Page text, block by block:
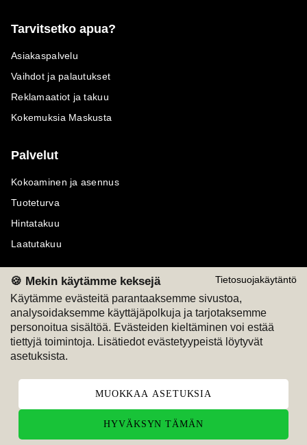
Tietosuojakäytäntö
🍪 Mekin käytämme keksejä
Käytämme evästeitä parantaaksemme sivustoa,
analysoidaksemme käyttäjäpolkuja ja tarjotaksemme
personoitua sisältöä. Evästeiden kieltäminen voi estää
tiettyjä toimintoja. Lisätiedot evästetyypeistä löytyvät
asetuksista.
MUOKKAA ASETUKSIA
HYVÄKSYN TÄMÄN
Tarvitsetko apua?
Asiakaspalvelu
Vaihdot ja palautukset
Reklamaatiot ja takuu
Kokemuksia Maskusta
Palvelut
Kokoaminen ja asennus
Tuoteturva
Hintatakuu
Laatutakuu
Maksutavat
M
Seuraa meitä